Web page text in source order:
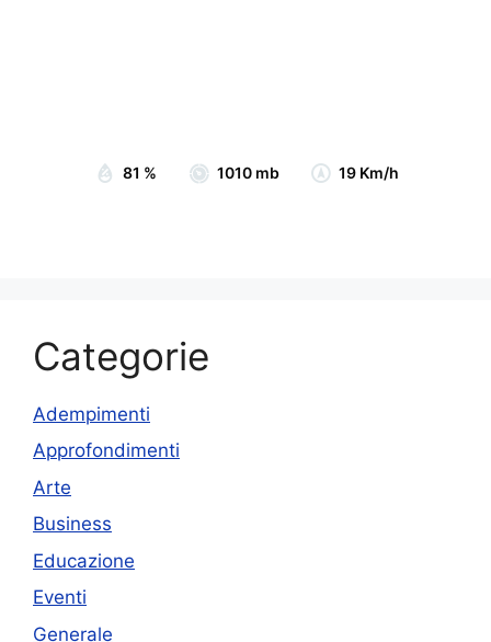
81 % 1010 mb 19 Km/h
Categorie
Adempimenti
Approfondimenti
Arte
Business
Educazione
Eventi
Generale